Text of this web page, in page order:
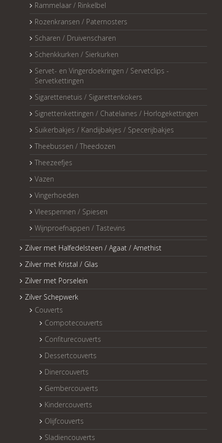
Rammelaar / Rinkelbel
Rozenkransen / Paternosters
Scharen / Druivenscharen
Schenkkurken / Sierkurken
Servet- en Vingerdoekringen / Servetclips -
Servetkettingen
Sigarettenetuis / Sigarettenkokers
Signettenkettingen / Chatelaines / Horlogekettingen
Suikerbakjes / Kandijbakjes / Specerijbakjes
Theebussen / Theedozen
Theezeefjes
Vazen
Vingerhoeden
Vleespennen / Spiesen
Wijnproefnappen / Tastevins
Zilver met Halfedelsteen / Agaat / Amethist
Zilver met Kristal / Glas
Zilver met Porselein
Zilver Schepwerk
Couverts
Compotecouverts
Confiturecouverts
Dessertcouverts
Dinercouverts
Gembercouverts
Kindercouverts
Olijfcouverts
Sladiencouverts